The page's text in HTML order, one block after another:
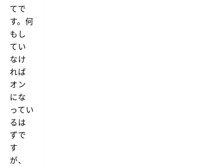
てで
す。何
もし
てい
なけ
れば
オン
にな
ってい
るは
ずで
す
が、